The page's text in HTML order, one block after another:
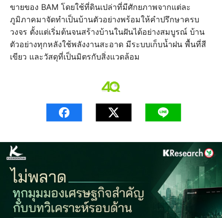
ขายของ BAM โดยใช้ที่ดินเปล่าที่มีศักยภาพจากแต่ละ
ภูมิภาคมาจัดทำเป็นบ้านตัวอย่างพร้อมให้คำปรึกษาครบ
วงจร ตั้งแต่เริ่มต้นจนสร้างบ้านในฝันได้อย่างสมบูรณ์ บ้าน
ตัวอย่างทุกหลังใช้พลังงานสะอาด มีระบบเก็บน้ำฝน พื้นที่สี
เขียว และวัสดุที่เป็นมิตรกับสิ่งแวดล้อม